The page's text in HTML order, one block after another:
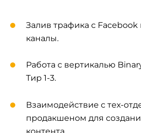
Залив трафика с Facebook
каналы.
Работа с вертикалью
Тир 1-3.
Взаимодействие с тех-
продакшеном для